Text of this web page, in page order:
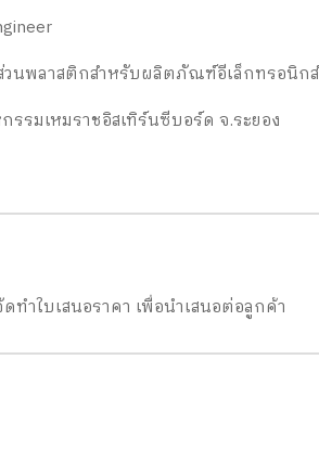
นพลาสติกสำหรับผลิตภัณฑ์อีเล็กทรอนิก
รรมเหมราชอิสเทิร์นซีบอร์ด จ.ระยอง
ทำใบเสนอราคา เพื่อนำเสนอต่อลูกค้า